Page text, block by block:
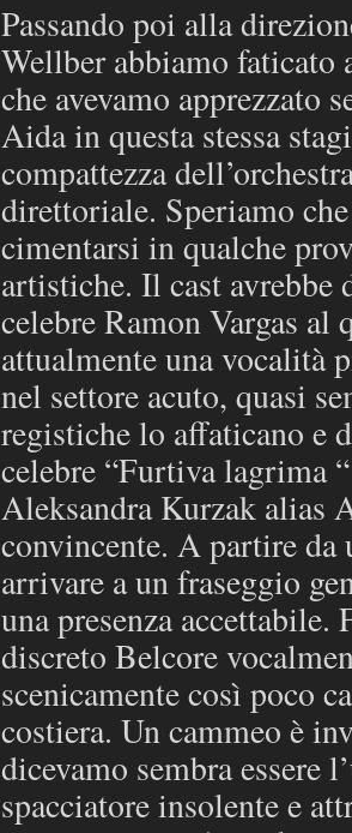
Passando poi alla
Wellber abbiamo faticato
che avevamo apprezzato
Aida in questa stessa
compattezza
direttoriale. Speriamo
cimentarsi in qualche
artistiche. Il cast avrebbe
celebre Ramon Vargas
attualmente una vocalità
nel settore acuto, quasi
registiche lo affaticano e
celebre “Furtiva lagrima
Aleksandra Kurzak alias
convincente. A partire
arrivare a un fraseggio
una presenza
discreto Belcore
scenicamente così poco
costiera. Un cammeo è
dicevamo sembra essere
spacciatore insolente e